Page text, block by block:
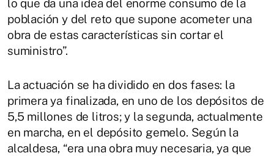
lo que da una idea del enorme consumo de la
población y del reto que supone acometer una
obra de estas características sin cortar el
suministro”.
La actuación se ha dividido en dos fases: la
primera ya finalizada, en uno de los depósitos de
5,5 millones de litros; y la segunda, actualmente
en marcha, en el depósito gemelo. Según la
alcaldesa, “era una obra muy necesaria, ya que